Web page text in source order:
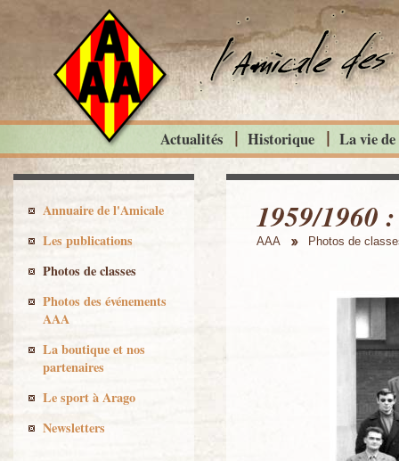
1959/1960
AAA Photos de
Actualités Historique La vie
Annuaire de l'Amicale
Les publications
Photos de classes
Photos des événements
AAA
La boutique et nos
partenaires
Le sport à Arago
Newsletters